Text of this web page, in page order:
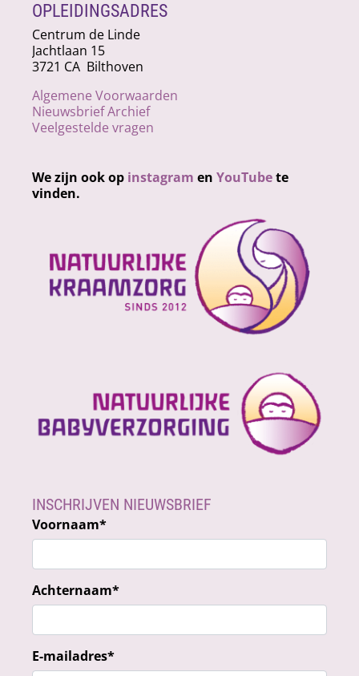
OPLEIDINGSADRES
Centrum de Linde
Jachtlaan 15
3721 CA Bilthoven
Algemene Voorwaarden
Nieuwsbrief Archief
Veelgestelde vragen
We zijn ook op instagram en YouTubete
vinden.
INSCHRIJVEN NIEUWSBRIEF
Voornaam*
Achternaam*
E-mailadres*